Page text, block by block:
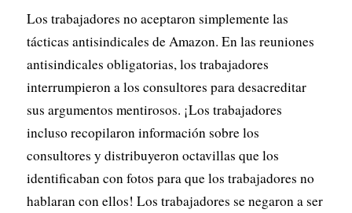
Los trabajadores no aceptaron simplemente las
tácticas antisindicales de Amazon. En las reuniones
antisindicales obligatorias, los trabajadores
interrumpieron a los consultores para desacreditar
sus argumentos mentirosos. ¡Los trabajadores
incluso recopilaron información sobre los
consultores y distribuyeron octavillas que los
identificaban con fotos para que los trabajadores no
hablaran con ellos! Los trabajadores se negaron a ser